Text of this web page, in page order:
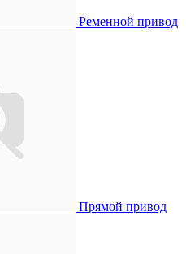
Ременной привод
Прямой привод